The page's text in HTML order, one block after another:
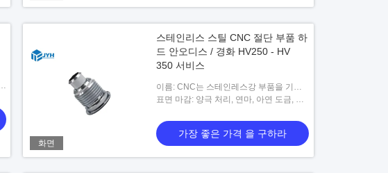
화면
스테인리스 스틸 CNC 절단 부품 하
드 안오디스 / 경화 HV250 - HV
350 서비스
이름: CNC는 스테인레스강 부품을 기계
화했습니다
표면 마감: 양극 처리, 연마, 아연 도금, 양
가장 좋은 가격 을 구하라